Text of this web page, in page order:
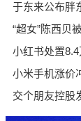
于东来公布胖
“超女”陈西贝被打
小红书处置
小米手机涨价
交个朋友控股